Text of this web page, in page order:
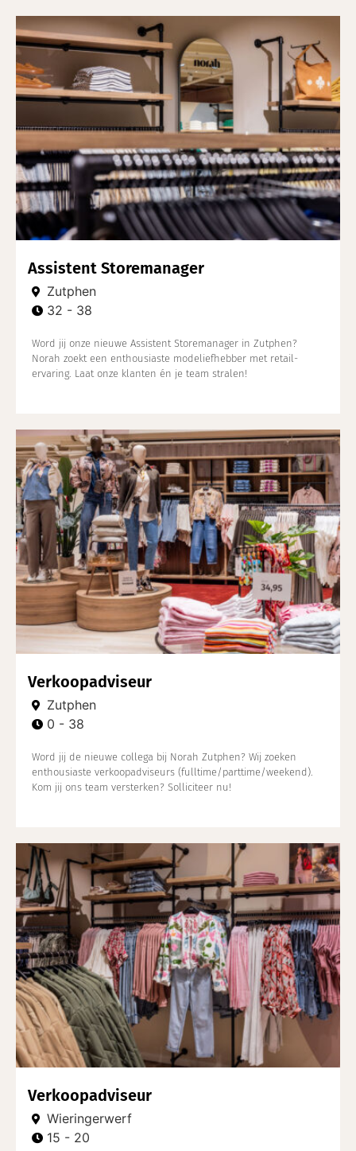
Assistent Storemanager
Zutphen
32 - 38
Word jij onze nieuwe Assistent Storemanager in Zutphen?
Norah zoekt een enthousiaste modeliefhebber met retail-
ervaring. Laat onze klanten én je team stralen!
Verkoopadviseur
Zutphen
0 - 38
Word jij de nieuwe collega bij Norah Zutphen? Wij zoeken
enthousiaste verkoopadviseurs (fulltime/parttime/weekend).
Kom jij ons team versterken? Solliciteer nu!
Verkoopadviseur
Wieringerwerf
15 - 20